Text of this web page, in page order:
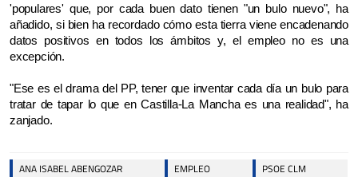
'populares' que, por cada buen dato tienen "un bulo nuevo", ha
añadido, si bien ha recordado cómo esta tierra viene encadenando
datos positivos en todos los ámbitos y, el empleo no es una
excepción.
"Ese es el drama del PP, tener que inventar cada día un bulo para
tratar de tapar lo que en Castilla-La Mancha es una realidad", ha
zanjado.
ANA ISABEL ABENGOZAR EMPLEO PSOE CLM